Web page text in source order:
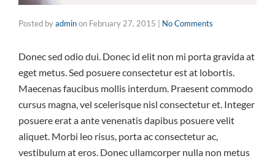
Posted byadminon February 27, 2015 No Comments
Donec sed odio dui. Donec id elit non mi porta gravida at
eget metus. Sed posuere consectetur est at lobortis.
Maecenas faucibus mollis interdum. Praesent commodo
cursus magna, vel scelerisque nisl consectetur et. Integer
posuere erat a ante venenatis dapibus posuere velit
aliquet. Morbi leo risus, porta ac consectetur ac,
vestibulum at eros. Donec ullamcorper nulla non metus